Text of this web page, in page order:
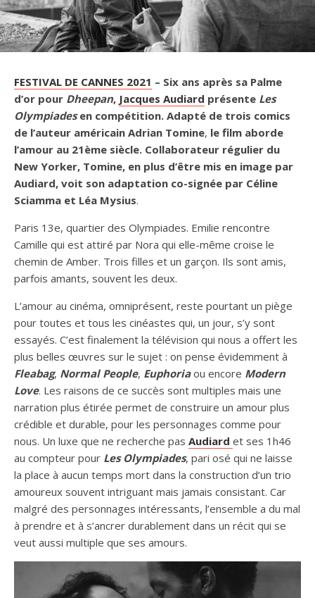
FESTIVAL DE CANNES 2021 – Six ans après sa Palme
d’or pour Dheepan, Jacques Audiard présente Les
Olympiadesen compétition. Adapté de trois comics
de l’auteur américain Adrian Tomine, le film aborde
l’amour au 21ème siècle. Collaborateur régulier du
New Yorker, Tomine, en plus d’être mis en image par
Audiard, voit son adaptation co-signée par Céline
Sciamma et Léa Mysius.
Paris 13e, quartier des Olympiades. Emilie rencontre
Camille qui est attiré par Nora qui elle-même croise le
chemin de Amber. Trois filles et un garçon. Ils sont amis,
parfois amants, souvent les deux.
L’amour au cinéma, omniprésent, reste pourtant un piège
pour toutes et tous les cinéastes qui, un jour, s’y sont
essayés. C’est finalement la télévision qui nous a offert les
plus belles œuvres sur le sujet : on pense évidemment à
Fleabag, Normal People, Euphoriaou encore Modern
Love. Les raisons de ce succès sont multiples mais une
narration plus étirée permet de construire un amour plus
crédible et durable, pour les personnages comme pour
nous. Un luxe que ne recherche pas Audiard et ses 1h46
au compteur pour Les Olympiades, pari osé qui ne laisse
la place à aucun temps mort dans la construction d’un trio
amoureux souvent intriguant mais jamais consistant. Car
malgré des personnages intéressants, l’ensemble a du mal
à prendre et à s’ancrer durablement dans un récit qui se
veut aussi multiple que ses amours.